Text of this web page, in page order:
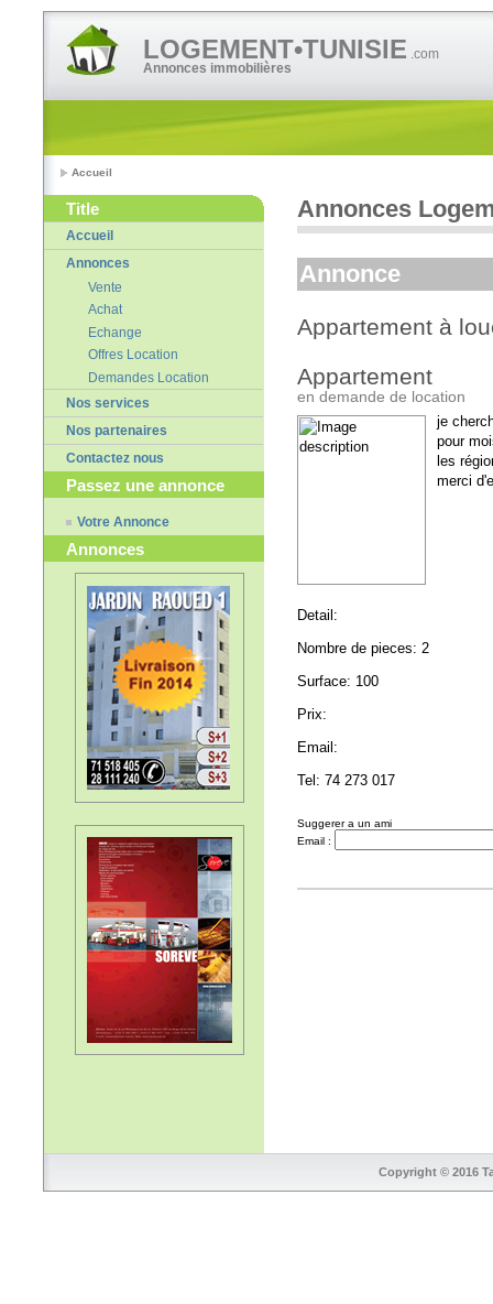
LOGEMENT•TUNISIE .com
Annonces immobilières
Accueil
Title
Accueil
Annonces
Vente
Achat
Echange
Offres Location
Demandes Location
Nos services
Nos partenaires
Contactez nous
Passez une annonce
Votre Annonce
Annonces
Annonces
Annonce
Appartement à
Appartement
en demande de location
je
pour
les
merci
Detail:
Nombre de pieces: 2
Surface: 100
Prix:
Email:
Tel: 74 273 017
Suggerer a un ami
Email :
Copyright © 2016